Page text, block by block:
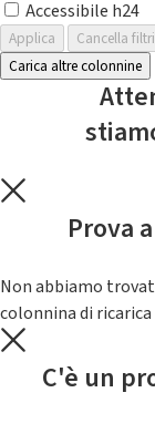
Accessibile h24
Applica
Cancella filtri
Carica altre colonnine
Prova
Non abbiamo
colonnina di
C'è un